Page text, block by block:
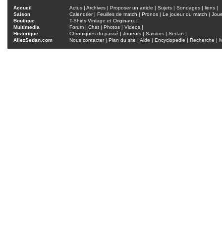
Accueil Actus | Archives | Proposer un article | Sujets | Sondages | liens |
Saison
Calendrier| Feuilles de match | Pronos | Le joueur du match |
Boutique
T-Shirts Vintage et Originaux |
Multimedia
Forum | Chat | Photos | Videos |
Historique
Chroniques du passé | Joueurs | Saisons | Sedan |
AllezSedan.com
Nous contacter| Plan du site | Aide | Encyclopedie | Recherche |